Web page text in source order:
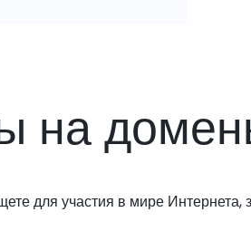
на
для участия в мире Интернета,